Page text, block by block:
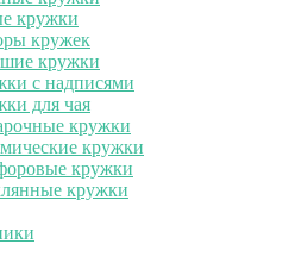
кружки
кружек
кружки
с надписями
для чая
кружки
кружки
кружки
кружки